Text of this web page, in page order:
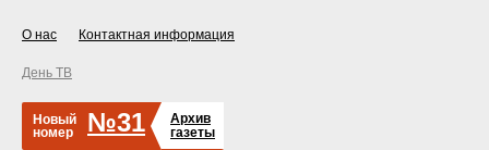
О нас Контактная информация
День ТВ
Новый
номер
№31
Архив
газеты